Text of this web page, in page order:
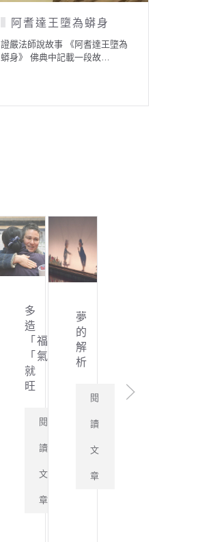
貪心的小豹
證嚴法師說故事 《貪心的小豹》
有一群年輕人，他們原是…
多
造
「福」，
「氣」
就
旺
閱
讀
文
章
夢
的
解
析
閱
讀
文
章